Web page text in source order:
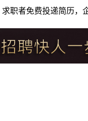
职者免费投递简历